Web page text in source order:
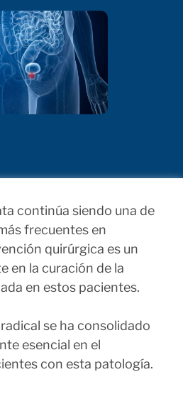
continúa siendo una de
frecuentes en
quirúrgica es un
en la curación de la
en estos pacientes.
se ha consolidado
esencial en el
con esta patología.